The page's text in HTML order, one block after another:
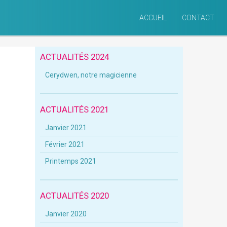
ACCUEIL CONTACT
ACTUALITÉS 2024
Cerydwen, notre magicienne
ACTUALITÉS 2021
Janvier 2021
Février 2021
Printemps 2021
ACTUALITÉS 2020
Janvier 2020